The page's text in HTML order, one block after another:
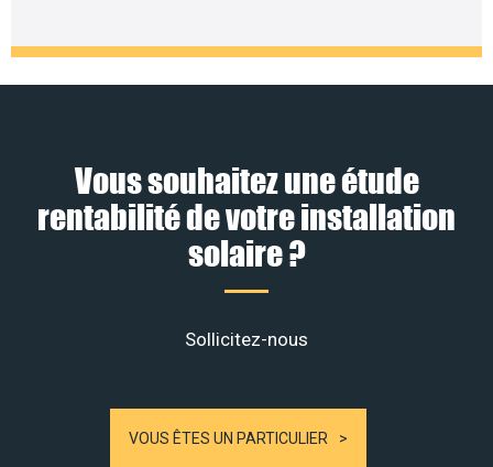
Vous souhaitez une étude
rentabilité de votre installation
solaire ?
Sollicitez-nous
VOUS ÊTES UN PARTICULIER